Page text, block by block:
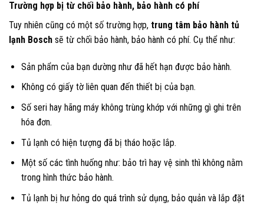
Trường hợp bị từ chối bảo hành, bảo hành có phí
Tuy nhiên cũng có một số trường hợp, trung tâm bảo hành tủ
lạnh Bosch sẽ từ chối bảo hành, bảo hành có phí. Cụ thể như:
Sản phẩm của bạn dường như đã hết hạn được bảo hành.
Không có giấy tờ liên quan đến thiết bị của bạn.
Số seri hay hãng máy không trùng khớp với những gì ghi trên
hóa đơn.
Tủ lạnh có hiện tượng đã bị tháo hoặc lắp.
Một số các tình huống như: bảo trì hay vệ sinh thì không nằm
trong hình thức bảo hành.
Tủ lạnh bị hư hỏng do quá trình sử dụng, bảo quản và lắp đặt